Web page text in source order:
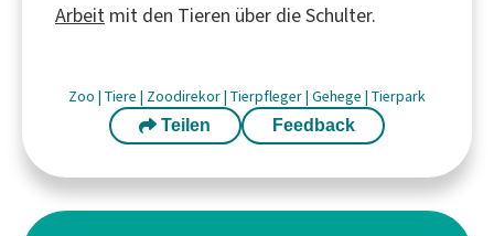
Arbeit mit den Tieren über die Schulter.
Zoo | Tiere | Zoodirekor| Tierpfleger| Gehege | Tierpark
Teilen Feedback